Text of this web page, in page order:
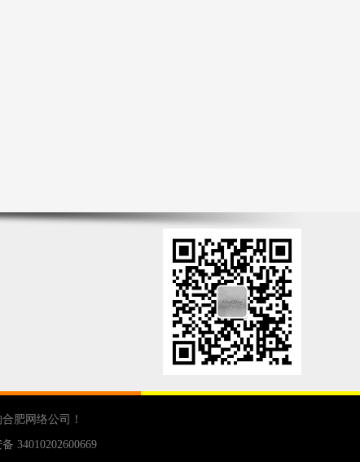
合肥网络公司 ！
34010202600669